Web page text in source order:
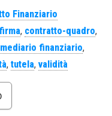
Finanziario
, contratto-quadro,
finanziario,
, tutela, validità